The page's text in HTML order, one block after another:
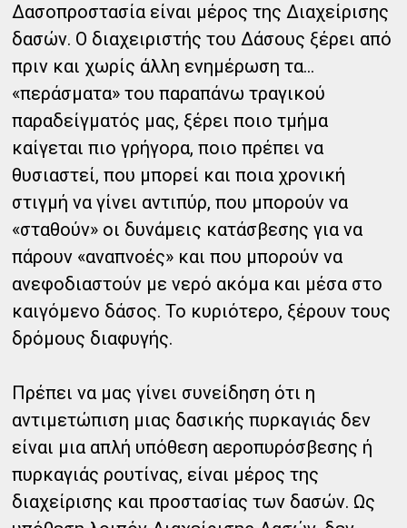
Δασοπροστασία είναι μέρος της Διαχείρισης
δασών. Ο διαχειριστής του Δάσους ξέρει από
πριν και χωρίς άλλη ενημέρωση τα…
«περάσματα» του παραπάνω τραγικού
παραδείγματός μας, ξέρει ποιο τμήμα
καίγεται πιο γρήγορα, ποιο πρέπει να
θυσιαστεί, που μπορεί και ποια χρονική
στιγμή να γίνει αντιπύρ, που μπορούν να
«σταθούν» οι δυνάμεις κατάσβεσης για να
πάρουν «αναπνοές» και που μπορούν να
ανεφοδιαστούν με νερό ακόμα και μέσα στο
καιγόμενο δάσος. Το κυριότερο, ξέρουν τους
δρόμους διαφυγής.
Πρέπει να μας γίνει συνείδηση ότι η
αντιμετώπιση μιας δασικής πυρκαγιάς δεν
είναι μια απλή υπόθεση αεροπυρόσβεσης ή
πυρκαγιάς ρουτίνας, είναι μέρος της
διαχείρισης και προστασίας των δασών. Ως